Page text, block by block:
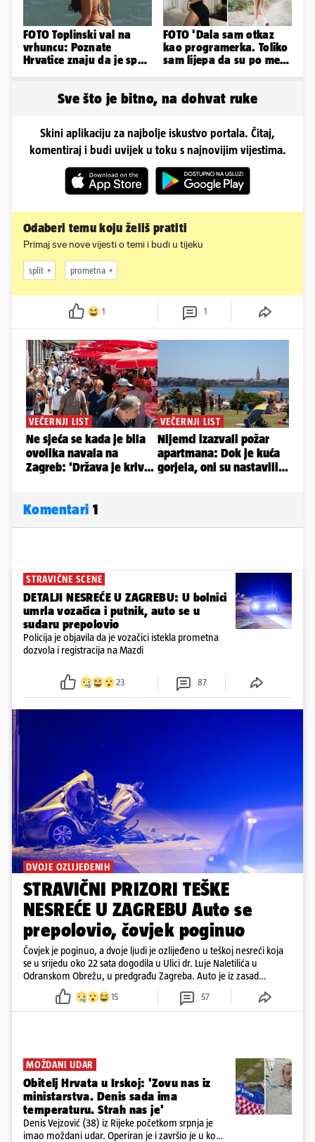
FOTO Toplinski val na
vrhuncu: Poznate
Hrvatice znaju da je spas
FOTO 'Dala sam otkaz
kao programerka. Toliko
sam lijepa da su po meni
Sve što je bitno, na dohvat ruke
Skini aplikaciju za najbolje iskustvo portala. Čitaj,
komentiraj i budi uvijek u toku s najnovijim vijestima.
Odaberi temu koju želiš pratiti
Primaj sve nove vijesti o temi i budi u tijeku
split prometna
1 1
Komentari 1
STRAVIČNE SCENE
DETALJI NESREĆE U ZAGREBU: U bolnici
umrla vozačica i putnik, auto se u
sudaru prepolovio
Policija je objavila da je vozačici istekla prometna
dozvola i registracija na Mazdi
23 87
DVOJE OZLIJEĐENIH
STRAVIČNI PRIZORI TEŠKE
NESREĆE U ZAGREBU Auto se
prepolovio, čovjek poginuo
Čovjek je poginuo, a dvoje ljudi je ozlijeđeno u teškoj nesreći koja
se u srijedu oko 22 sata dogodila u Ulici dr. Luje Naletilića u
Odranskom Obrežu, u predgrađu Zagreba. Auto je iz zasad
neutvrđenih razloga sletio s kolnika, a od siline udara vozilo se
prepolovilo.
15 57
MOŽDANI UDAR
Obitelj Hrvata u Irskoj: 'Zovu nas iz
ministarstva. Denis sada ima
temperaturu. Strah nas je'
Denis Vejzović (38) iz Rijeke početkom srpnja je
imao moždani udar. Operiran je i završio je u komi.